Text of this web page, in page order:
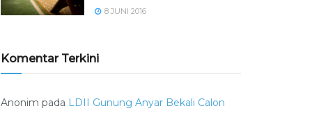
8 JUNI 2016
Komentar Terkini
Anonim pada LDII Gunung Anyar Bekali Calon